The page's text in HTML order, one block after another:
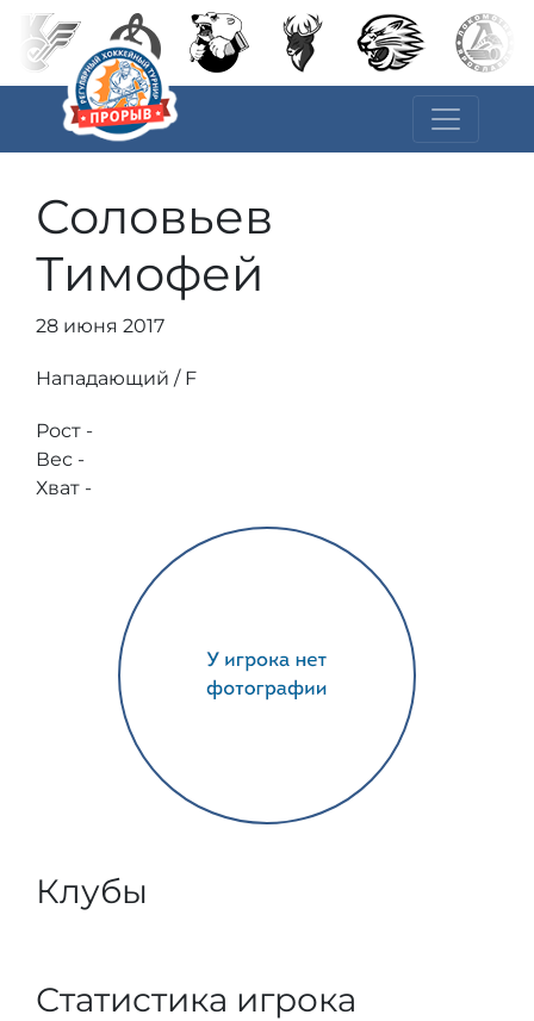
Соловьев
Тимофей
28 июня 2017
Нападающий / F
Рост -
Вес -
Хват -
Клубы
Статистика игрока